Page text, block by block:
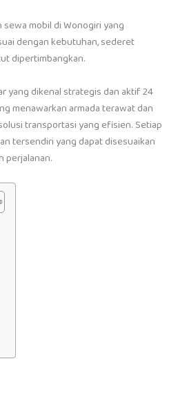
mobil di Wonogiri yang
dengan kebutuhan, sederet
dipertimbangkan.
yang dikenal strategis dan aktif 24
menawarkan armada terawat dan
transportasi yang efisien. Setiap
tersendiri yang dapat disesuaikan
perjalanan.